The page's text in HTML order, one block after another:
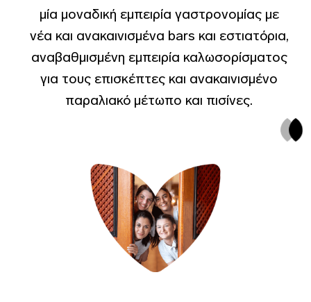
μία μοναδική εμπειρία γαστρονομίας με
νέα και ανακαινισμένα bars και εστιατόρια,
αναβαθμισμένη εμπειρία καλωσορίσματος
για τους επισκέπτες και ανακαινισμένο
παραλιακό μέτωπο και πισίνες.